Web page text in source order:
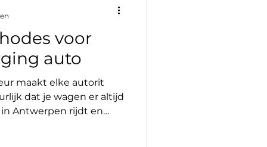
voor
auto
maakt elke autorit
dat je wagen er altijd
Antwerpen rijdt en